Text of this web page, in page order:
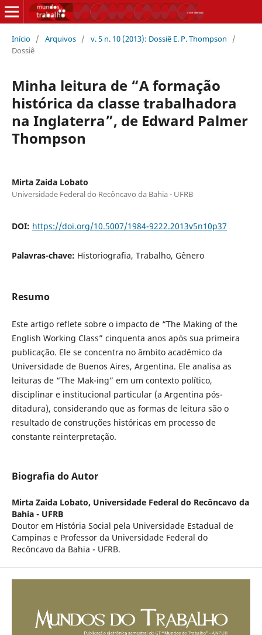
Início / Arquivos / v. 5 n. 10 (2013): Dossiê E. P. Thompson
/
Dossiê
Minha leitura de “A formação
histórica da classe trabalhadora
na Inglaterra”, de Edward Palmer
Thompson
Mirta Zaida Lobato
Universidade Federal do Recôncavo da Bahia - UFRB
DOI: https://doi.org/10.5007/1984-9222.2013v5n10p37
Palavras-chave: Historiografia, Trabalho, Gênero
Resumo
Este artigo reflete sobre o impacto de “The Making of the
English Working Class” cinquenta anos após sua primeira
publicação. Ele se concentra no âmbito acadêmico da
Universidade de Buenos Aires, Argentina. Ele analisa as
leituras de “The Mak-ing” em um contexto político,
disciplinar e institucional particular (a Argentina pós-
ditadura), considerando que as formas de leitura são o
resultado de construções históricas em processo de
constante reinterpretação.
Biografia do Autor
Mirta Zaida Lobato, Universidade Federal do Recôncavo da
Bahia - UFRB
Doutor em História Social pela Universidade Estadual de
Campinas e Professor da Universidade Federal do
Recôncavo da Bahia - UFRB.